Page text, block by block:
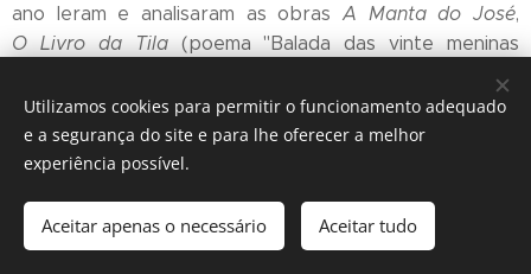
ano leram e analisaram as obras A Manta do José,
O Livro da Tila(poema "Balada das vinte meninas
Crie o seu site grátis! Comece agora
Utilizamos cookies para permitir o funcionamento adequado
e a segurança do site e para lhe oferecer a melhor
experiência possível.
Aceitar apenas o necessário Aceitar tudo